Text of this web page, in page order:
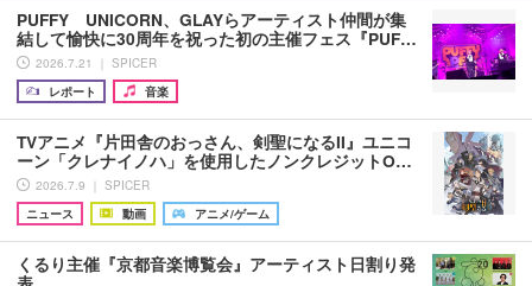
PUFFY UNICORN、GLAYらアーティスト仲間が集
結して愉快に30周年を祝った初の主催フェス『PUF…
2026.7.21 ｜ SPICER
レポート
音楽
TVアニメ『片田舎のおっさん、剣聖になるII』ユニコ
ーン「クレナイノハ」を使用したノンクレジットO…
2026.7.9 ｜ SPICER
ニュース
動画 アニメ/ゲーム
くるり主催『京都音楽博覧会』アーティスト日割り発